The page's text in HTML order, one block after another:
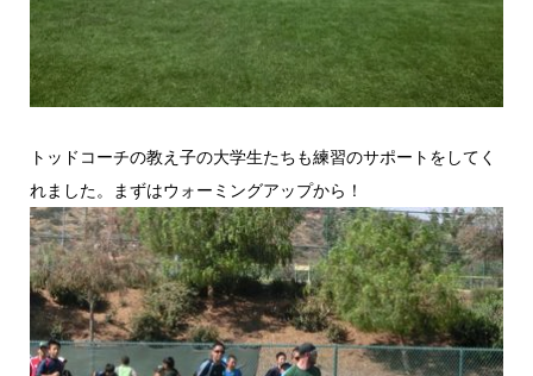
トッドコーチの教え子の大学生たちも練習のサポートをしてく
れました。まずはウォーミングアップから！